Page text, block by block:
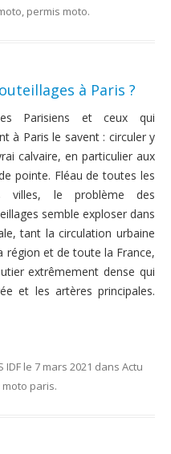
, permis moto.
à Paris ?
Parisiens et ceux qui
à Paris le savent : circuler y
calvaire, en particulier aux
pointe. Fléau de toutes les
villes, le problème des
semble exploser dans
tant la circulation urbaine
et de toute la France,
extrêmement dense qui
et les artères principales.
IDF le 7 mars 2021 dans Actu
paris.